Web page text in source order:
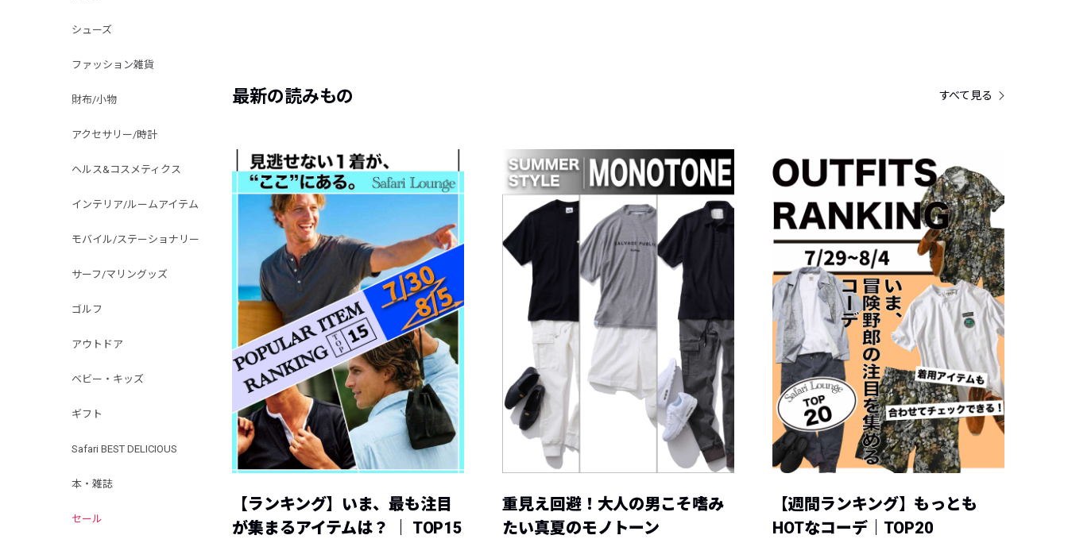
シューズ
ファッション雑貨
財布/小物
アクセサリー/時計
ヘルス&コスメティクス
インテリア/ルームアイテム
モバイル/ステーショナリー
サーフ/マリングッズ
ゴルフ
アウトドア
ベビー・キッズ
ギフト
Safari BEST DELICIOUS
本・雑誌
セール
最新の読みもの すべて見る
【ランキング】いま、最も注目
が集まるアイテムは？ ｜ TOP15
重見え回避！大人の男こそ嗜み
たい真夏のモノトーン
【週間ランキング】もっとも
HOTなコーデ｜TOP20